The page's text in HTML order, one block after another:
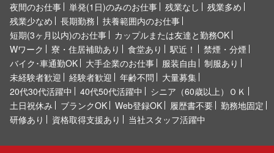
夜間のお仕事
単発(1日)のみのお仕事 残業なし
残業多め
残業少なめ
長期勤務
扶養範囲内のお仕事
短期(3ヶ月以内)のお仕事
カップルまたは友達と勤務OK
Wワーク
寮・住居補助あり 食堂あり 駅近！
禁煙・分煙
バイク･車通勤OK
大手企業のお仕事 服装自由
制服あり
未経験者歓迎
経験者歓迎 年齢不問
大量募集
20代30代活躍中
40代50代活躍中
シニア（60歳以上）ＯＫ
土日祝休み
ブランクOK Web登録OK 履歴書不要
勤務地固定
研修あり
資格取得支援あり 当社スタッフ活躍中